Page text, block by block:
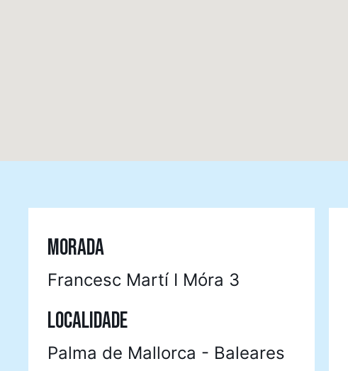
MORADA
Francesc Martí I Móra 3
LOCALIDADE
Palma de Mallorca - Baleares